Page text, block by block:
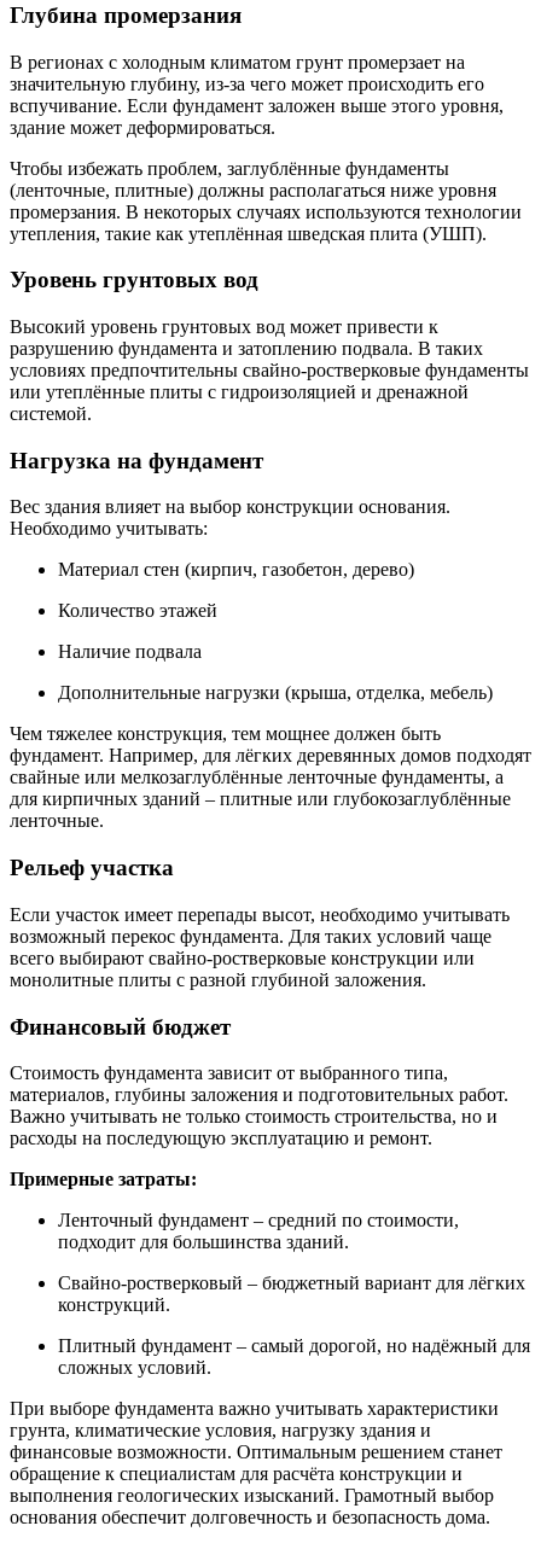
Глубина промерзания
В регионах с холодным климатом грунт промерзает на
значительную глубину, из-за чего может происходить его
вспучивание. Если фундамент заложен выше этого уровня,
здание может деформироваться.
Чтобы избежать проблем, заглублённые фундаменты
(ленточные, плитные) должны располагаться ниже уровня
промерзания. В некоторых случаях используются технологии
утепления, такие как утеплённая шведская плита (УШП).
Уровень грунтовых вод
Высокий уровень грунтовых вод может привести к
разрушению фундамента и затоплению подвала. В таких
условиях предпочтительны свайно-ростверковые фундаменты
или утеплённые плиты с гидроизоляцией и дренажной
системой.
Нагрузка на фундамент
Вес здания влияет на выбор конструкции основания.
Необходимо учитывать:
Материал стен (кирпич, газобетон, дерево)
Количество этажей
Наличие подвала
Дополнительные нагрузки (крыша, отделка, мебель)
Чем тяжелее конструкция, тем мощнее должен быть
фундамент. Например, для лёгких деревянных домов подходят
свайные или мелкозаглублённые ленточные фундаменты, а
для кирпичных зданий – плитные или глубокозаглублённые
ленточные.
Рельеф участка
Если участок имеет перепады высот, необходимо учитывать
возможный перекос фундамента. Для таких условий чаще
всего выбирают свайно-ростверковые конструкции или
монолитные плиты с разной глубиной заложения.
Финансовый бюджет
Стоимость фундамента зависит от выбранного типа,
материалов, глубины заложения и подготовительных работ.
Важно учитывать не только стоимость строительства, но и
расходы на последующую эксплуатацию и ремонт.
Примерные затраты:
Ленточный фундамент – средний по стоимости,
подходит для большинства зданий.
Свайно-ростверковый – бюджетный вариант для лёгких
конструкций.
Плитный фундамент – самый дорогой, но надёжный для
сложных условий.
При выборе фундамента важно учитывать характеристики
грунта, климатические условия, нагрузку здания и
финансовые возможности. Оптимальным решением станет
обращение к специалистам для расчёта конструкции и
выполнения геологических изысканий. Грамотный выбор
основания обеспечит долговечность и безопасность дома.